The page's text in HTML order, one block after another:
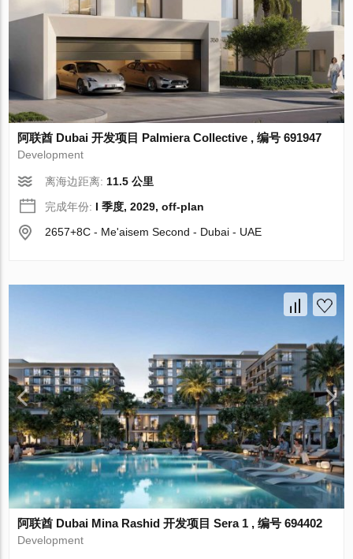
阿联酋 Dubai 开发项目 Palmiera Collective , 编号 691947
Development
离海边距离:11.5 公里
完成年份: I 季度, 2029, off-plan
2657+8C - Me'aisem Second - Dubai - UAE
阿联酋 Dubai Mina Rashid 开发项目 Sera 1 , 编号 694402
Development